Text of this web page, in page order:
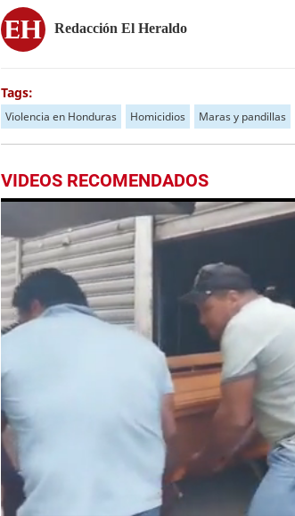
Redacción El Heraldo
Tags:
Violencia en Honduras Homicidios Maras y pandillas
VIDEOS RECOMENDADOS